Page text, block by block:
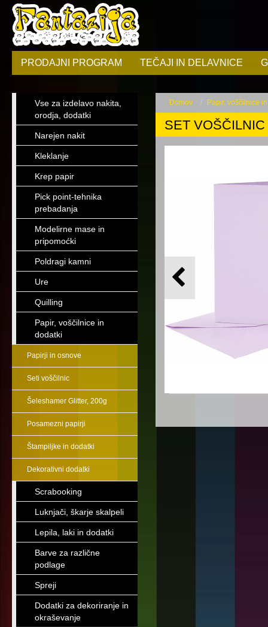
PRODAJNI PROGRAM TEČAJI IN DELAVNICE
Vse za izdelavo nakita,
orodja, dodatki
Narejen nakit
Kleklanje
Krep papir
Pick point-tehnika
prebadanja
Modelirne mase in
pripomoćki
Poldragi kamni
Ure
Quilling
Papir, voščilnice in
dodatki
Papirji in osnove
Seti voščilnic
Šeleshamer Glitter, 200g
Posamezni papirji
Štampiljke in dodatki
Dekorativni dodatki
Scrabooking
Luknjači, škarje skalpeli
Lepila, laki in dodatki
Barve za različne
podlage
Spreji
Dodatki za dekoriranje in
okraševanje
Domov Papir, voščilnice
SET